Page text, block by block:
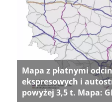
Mapa z płatnymi
ekspresowych i
powyżej 3,5 t. Mapa: